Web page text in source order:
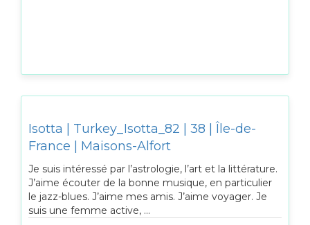
Isotta | Turkey_Isotta_82 | 38 | Île-de-
France | Maisons-Alfort
Je suis intéressé par l’astrologie, l’art et la littérature.
J’aime écouter de la bonne musique, en particulier
le jazz-blues. J’aime mes amis. J’aime voyager. Je
suis une femme active, ...